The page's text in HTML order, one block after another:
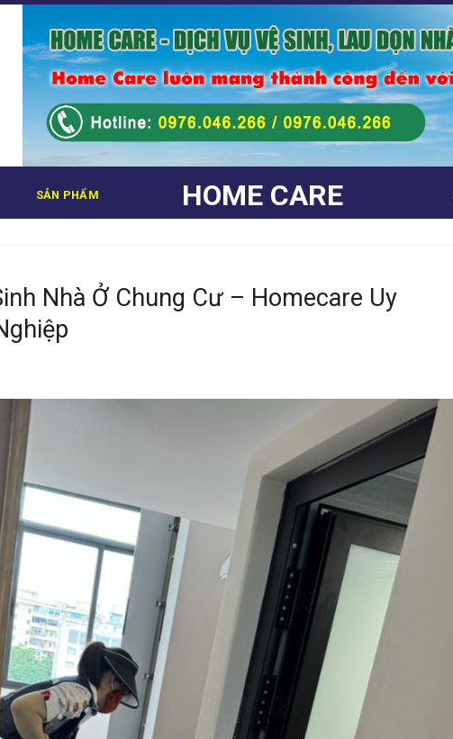
HOME CARE
SẢN PHẨM
Nhà Ở Chung Cư – Homecare Uy